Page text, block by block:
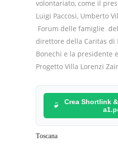
volontariato, come il
Luigi Paccosi, Umberto
Forum delle famiglie
direttore della Caritas di
Bonechi e la presidente
Progetto Villa Lorenzi
Crea Shortlink
Toscana